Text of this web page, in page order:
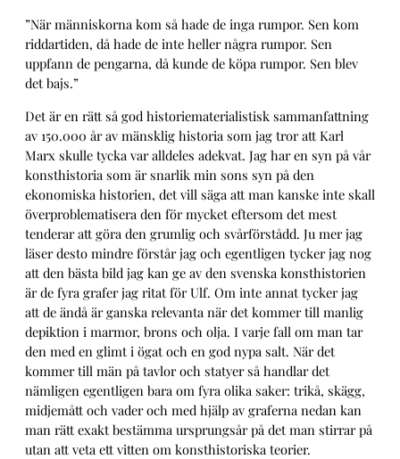
”När människorna kom så hade de inga rumpor. Sen kom
riddartiden, då hade de inte heller några rumpor. Sen
uppfann de pengarna, då kunde de köpa rumpor. Sen blev
det bajs.”
Det är en rätt så god historiematerialistisk sammanfattning
av 150.000 år av mänsklig historia som jag tror att Karl
Marx skulle tycka var alldeles adekvat. Jag har en syn på vår
konsthistoria som är snarlik min sons syn på den
ekonomiska historien, det vill säga att man kanske inte skall
överproblematisera den för mycket eftersom det mest
tenderar att göra den grumlig och svårförstådd. Ju mer jag
läser desto mindre förstår jag och egentligen tycker jag nog
att den bästa bild jag kan ge av den svenska konsthistorien
är de fyra grafer jag ritat för Ulf. Om inte annat tycker jag
att de ändå är ganska relevanta när det kommer till manlig
depiktion i marmor, brons och olja. I varje fall om man tar
den med en glimt i ögat och en god nypa salt. När det
kommer till män på tavlor och statyer så handlar det
nämligen egentligen bara om fyra olika saker: trikå, skägg,
midjemått och vader och med hjälp av graferna nedan kan
man rätt exakt bestämma ursprungsår på det man stirrar på
utan att veta ett vitten om konsthistoriska teorier.